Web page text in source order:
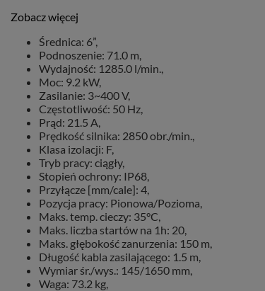
Zobacz więcej
Średnica: 6”,
Podnoszenie: 71.0 m,
Wydajność: 1285.0 l/min.,
Moc: 9.2 kW,
Zasilanie: 3~400 V,
Częstotliwość: 50 Hz,
Prąd: 21.5 A,
Prędkość silnika: 2850 obr./min.,
Klasa izolacji: F,
Tryb pracy: ciągły,
Stopień ochrony: IP68,
Przyłącze [mm/cale]: 4,
Pozycja pracy: Pionowa/Pozioma,
Maks. temp. cieczy: 35°C,
Maks. liczba startów na 1h: 20,
Maks. głębokość zanurzenia: 150 m,
Długość kabla zasilającego: 1.5 m,
Wymiar śr./wys.: 145/1650 mm,
Waga: 73.2 kg,